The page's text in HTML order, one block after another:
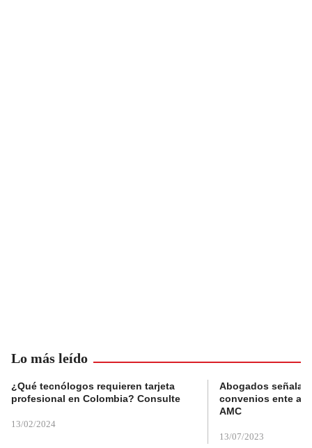
Lo más leído
¿Qué tecnólogos requieren tarjeta
profesional en Colombia? Consulte
13/02/2024
Abogados
convenios ente
AMC
13/07/2023